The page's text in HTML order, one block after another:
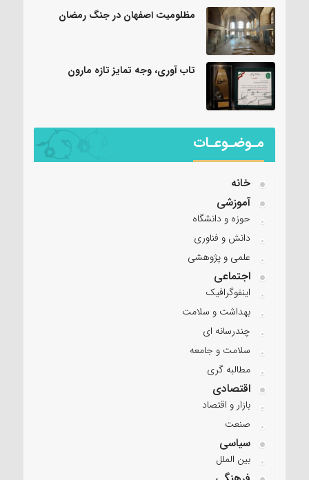
مظلومیت اصفهان در جنگ رمضان
تاب آوری، وجه تمایز تازه مارون
مـوضـوعـات
خانه
آموزشی
حوزه و دانشگاه
دانش و فناوری
علمی و پژوهشی
اجتماعی
اینفوگرافیک
بهداشت و سلامت
چندرسانه ای
سلامت و جامعه
مطالبه گری
اقتصادی
بازار و اقتصاد
صنعت
سیاسی
بین الملل